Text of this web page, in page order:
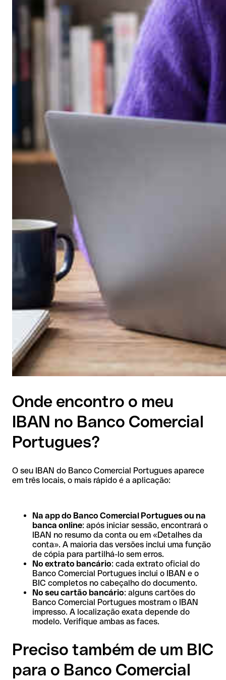
Onde encontro o meu
IBAN no Banco Comercial
Portugues?
O seu IBAN do Banco Comercial Portugues aparece
em três locais, o mais rápido é a aplicação:
Na app do Banco Comercial Portugues ou na
banca online: após iniciar sessão, encontrará o
IBAN no resumo da conta ou em «Detalhes da
conta». A maioria das versões inclui uma função
de cópia para partilhá-lo sem erros.
No extrato bancário: cada extrato oficial do
Banco Comercial Portugues inclui o IBAN e o
BIC completos no cabeçalho do documento.
No seu cartão bancário: alguns cartões do
Banco Comercial Portugues mostram o IBAN
impresso. A localização exata depende do
modelo. Verifique ambas as faces.
Preciso também de um BIC
para o Banco Comercial